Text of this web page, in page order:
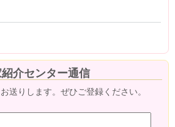
介センター通信
送りします。ぜひご登録ください。